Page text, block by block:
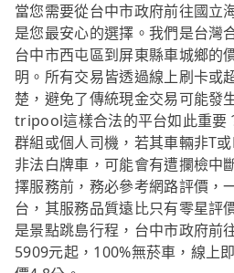
當您需要從台中市政府前往國
是您最安心的選擇。我們是台灣
台中市西屯區到屏東縣車城鄉的
明。所有交易皆透過線上刷卡或
楚，避免了傳統現金交易可能發
tripool這樣合法的平台如此重要
群組或個人司機，若其車輛非T
非法白牌車，可能會有遭攔檢中
擇服務前，務必參考網路評價，
台，其服務品質遠比只有零星評
是景點跳島行程，台中市政府前
5909元起，100%無菸車，線上